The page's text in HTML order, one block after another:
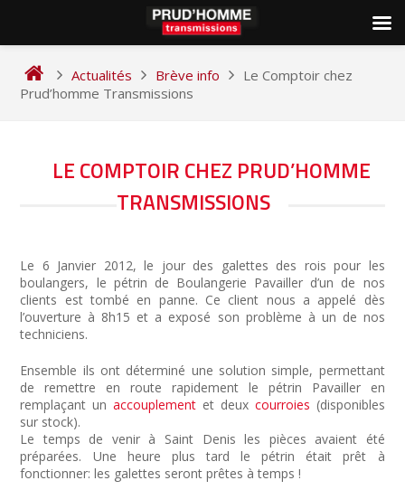
content
Actualités Brève info
Le Comptoir chez
Prud’homme Transmissions
LE COMPTOIR CHEZ PRUD’HOMME
TRANSMISSIONS
Le 6 Janvier 2012, le jour des galettes des rois pour les
boulangers, le pétrin de Boulangerie Pavailler d’un de nos
clients est tombé en panne. Ce client nous a appelé dès
l’ouverture à 8h15 et a exposé son problème à un de nos
techniciens.
Ensemble ils ont déterminé une solution simple, permettant
de remettre en route rapidement le pétrin Pavailler en
remplaçant unaccouplement et deux courroies (disponibles
sur stock).
Le temps de venir à Saint Denis les pièces avaient été
préparées. Une heure plus tard le pétrin était prêt à
fonctionner: les galettes seront prêtes à temps !
NAVIGATION